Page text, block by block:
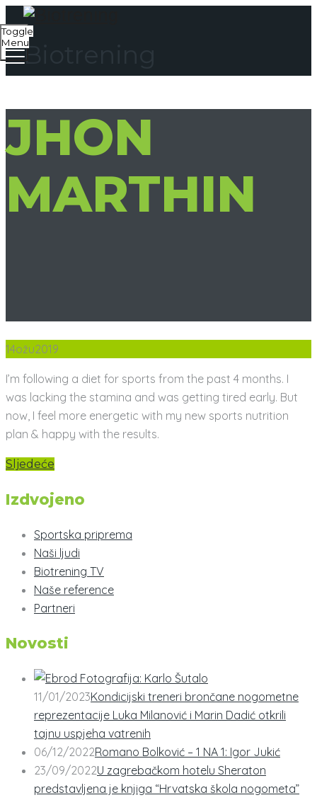
Biotrening
Toggle
Menu
JHON
MARTHIN
14ožu2019
I’m following a diet for sports from the past 4 months. I
was lacking the stamina and was getting tired early. But
now, I feel more energetic with my new sports nutrition
plan & happy with the results.
Sljedeće
Izdvojeno
Sportska priprema
Naši ljudi
Biotrening TV
Naše reference
Partneri
Novosti
11/01/2023Kondicijski treneri brončane nogometne
reprezentacije Luka Milanović i Marin Dadić otkrili
tajnu uspjeha vatrenih
06/12/2022Romano Bolković – 1 NA 1: Igor Jukić
23/09/2022U zagrebačkom hotelu Sheraton
predstavljena je knjiga “Hrvatska škola nogometa”